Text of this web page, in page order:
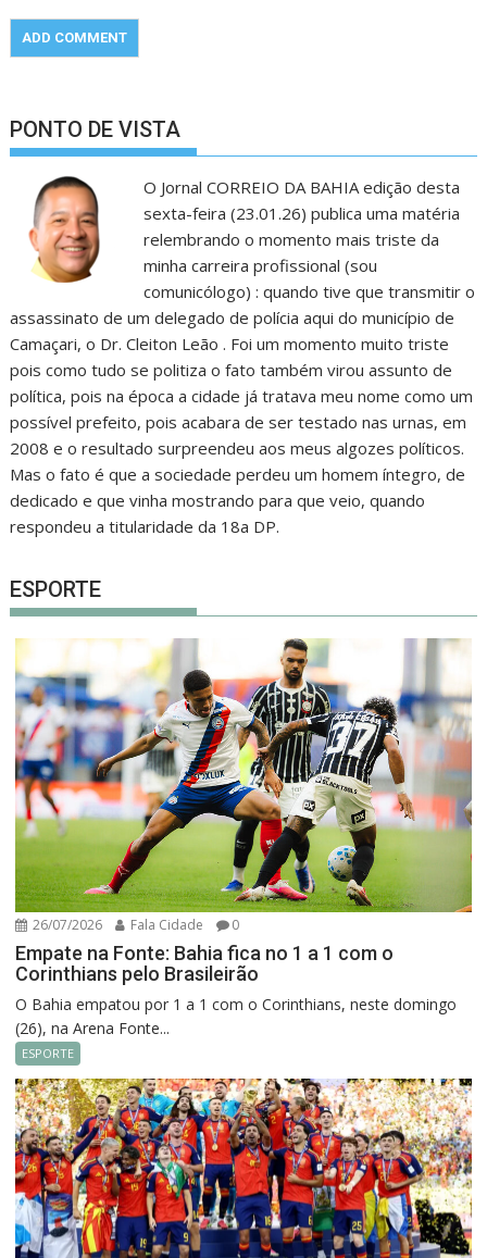
PONTO DE VISTA
O Jornal CORREIO DA BAHIA edição desta
sexta-feira (23.01.26) publica uma matéria
relembrando o momento mais triste da
minha carreira profissional (sou
comunicólogo) : quando tive que transmitir o
assassinato de um delegado de polícia aqui do município de
Camaçari, o Dr. Cleiton Leão . Foi um momento muito triste
pois como tudo se politiza o fato também virou assunto de
política, pois na época a cidade já tratava meu nome como um
possível prefeito, pois acabara de ser testado nas urnas, em
2008 e o resultado surpreendeu aos meus algozes políticos.
Mas o fato é que a sociedade perdeu um homem íntegro, de
dedicado e que vinha mostrando para que veio, quando
respondeu a titularidade da 18a DP.
ESPORTE
26/07/2026 Fala Cidade 0
Empate na Fonte: Bahia fica no 1 a 1 com o
Corinthians pelo Brasileirão
O Bahia empatou por 1 a 1 com o Corinthians, neste domingo
(26), na Arena Fonte...
ESPORTE